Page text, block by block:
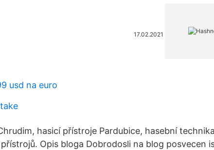
17.02.2021
usd na euro
hasicí přístroje Pardubice, hasební
Opis bloga Dobrodosli na blog posvecen